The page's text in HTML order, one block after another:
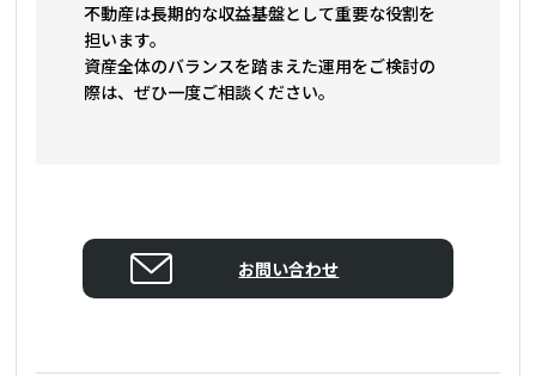
不動産は長期的な収益基盤として重要な役割を
担います。
資産全体のバランスを踏まえた運用をご検討の
際は、ぜひ一度ご相談ください。
お問い合わせ